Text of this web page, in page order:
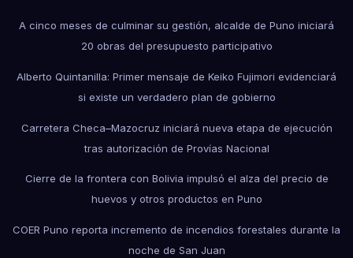
A cinco meses de culminar su gestión, alcalde de Puno iniciará
20 obras del presupuesto participativo
Alberto Quintanilla: Primer mensaje de Keiko Fujimori evidenciará
si existe un verdadero plan de gobierno
Carretera Checa–Mazocruz iniciará nueva etapa de ejecución
tras autorización de Provías Nacional
Cierre de la frontera con Bolivia impulsó el alza del precio de
huevos y otros productos en Puno
COER Puno reporta incremento de incendios forestales durante la
noche de San Juan